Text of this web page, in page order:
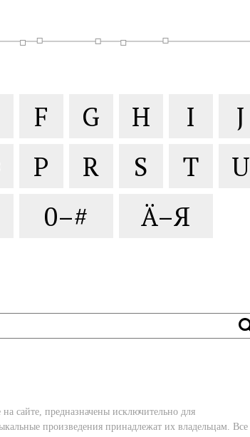
F G H I
J
P R S T
U
0–# Ä–Я
сайте, предназначены исключительно для
произведения принадлежат их владельцам. Все